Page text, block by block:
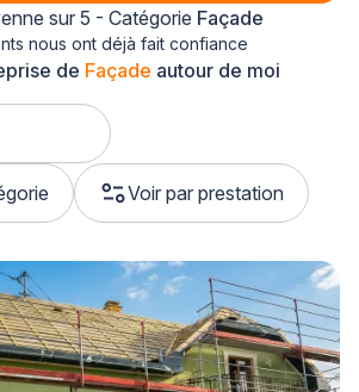
de Façade autour de moi
Voir par prestation
sur 5 - Catégorie Façade
nous ont déjà fait confiance